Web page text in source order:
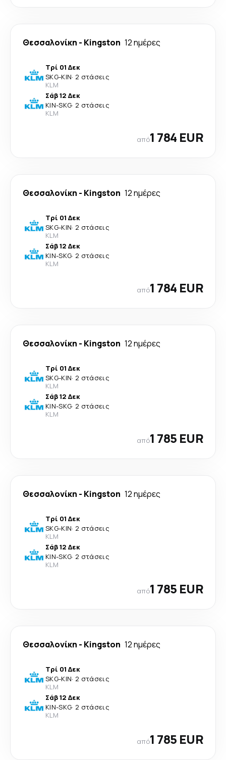
Θεσσαλονίκη - Kingston 12 ημέρες
Τρί 01 Δεκ
SKG-KIN· 2 στάσεις
KLM
Σάβ 12 Δεκ
KIN-SKG· 2 στάσεις
KLM
από1 784 EUR
Θεσσαλονίκη - Kingston 12 ημέρες
Τρί 01 Δεκ
SKG-KIN· 2 στάσεις
KLM
Σάβ 12 Δεκ
KIN-SKG· 2 στάσεις
KLM
από1 784 EUR
Θεσσαλονίκη - Kingston 12 ημέρες
Τρί 01 Δεκ
SKG-KIN· 2 στάσεις
KLM
Σάβ 12 Δεκ
KIN-SKG· 2 στάσεις
KLM
από1 785 EUR
Θεσσαλονίκη - Kingston 12 ημέρες
Τρί 01 Δεκ
SKG-KIN· 2 στάσεις
KLM
Σάβ 12 Δεκ
KIN-SKG· 2 στάσεις
KLM
από1 785 EUR
Θεσσαλονίκη - Kingston 12 ημέρες
Τρί 01 Δεκ
SKG-KIN· 2 στάσεις
KLM
Σάβ 12 Δεκ
KIN-SKG· 2 στάσεις
KLM
από1 785 EUR